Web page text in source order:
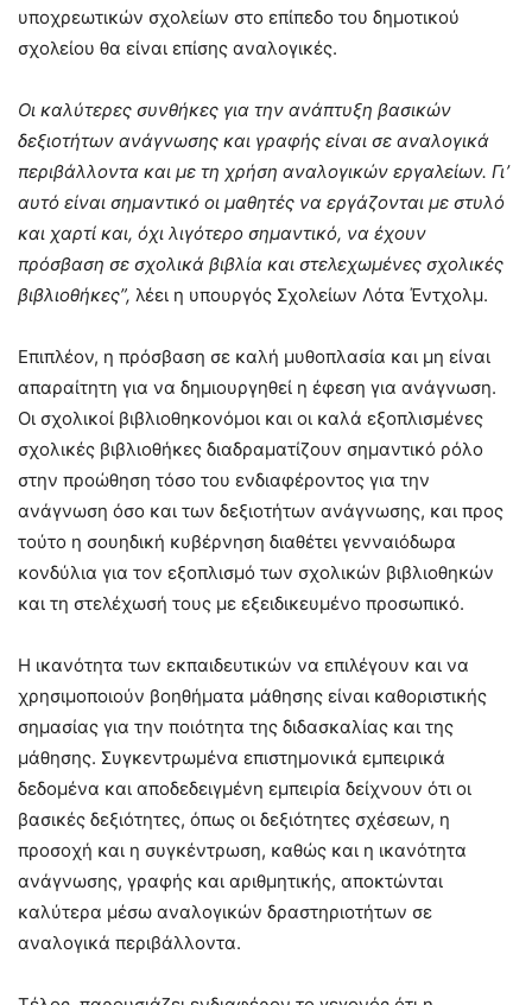
υποχρεωτικών σχολείων στο επίπεδο του δημοτικού
σχολείου θα είναι επίσης αναλογικές.
Οι καλύτερες συνθήκες για την ανάπτυξη βασικών
δεξιοτήτων ανάγνωσης και γραφής είναι σε αναλογικά
περιβάλλοντα και με τη χρήση αναλογικών εργαλείων. Γι’
αυτό είναι σημαντικό οι μαθητές να εργάζονται με στυλό
και χαρτί και, όχι λιγότερο σημαντικό, να έχουν
πρόσβαση σε σχολικά βιβλία και στελεχωμένες σχολικές
βιβλιοθήκες”, λέει η υπουργός Σχολείων Λότα Έντχολμ.
Επιπλέον, η πρόσβαση σε καλή μυθοπλασία και μη είναι
απαραίτητη για να δημιουργηθεί η έφεση για ανάγνωση.
Οι σχολικοί βιβλιοθηκονόμοι και οι καλά εξοπλισμένες
σχολικές βιβλιοθήκες διαδραματίζουν σημαντικό ρόλο
στην προώθηση τόσο του ενδιαφέροντος για την
ανάγνωση όσο και των δεξιοτήτων ανάγνωσης, και προς
τούτο η σουηδική κυβέρνηση διαθέτει γενναιόδωρα
κονδύλια για τον εξοπλισμό των σχολικών βιβλιοθηκών
και τη στελέχωσή τους με εξειδικευμένο προσωπικό.
Η ικανότητα των εκπαιδευτικών να επιλέγουν και να
χρησιμοποιούν βοηθήματα μάθησης είναι καθοριστικής
σημασίας για την ποιότητα της διδασκαλίας και της
μάθησης. Συγκεντρωμένα επιστημονικά εμπειρικά
δεδομένα και αποδεδειγμένη εμπειρία δείχνουν ότι οι
βασικές δεξιότητες, όπως οι δεξιότητες σχέσεων, η
προσοχή και η συγκέντρωση, καθώς και η ικανότητα
ανάγνωσης, γραφής και αριθμητικής, αποκτώνται
καλύτερα μέσω αναλογικών δραστηριοτήτων σε
αναλογικά περιβάλλοντα.